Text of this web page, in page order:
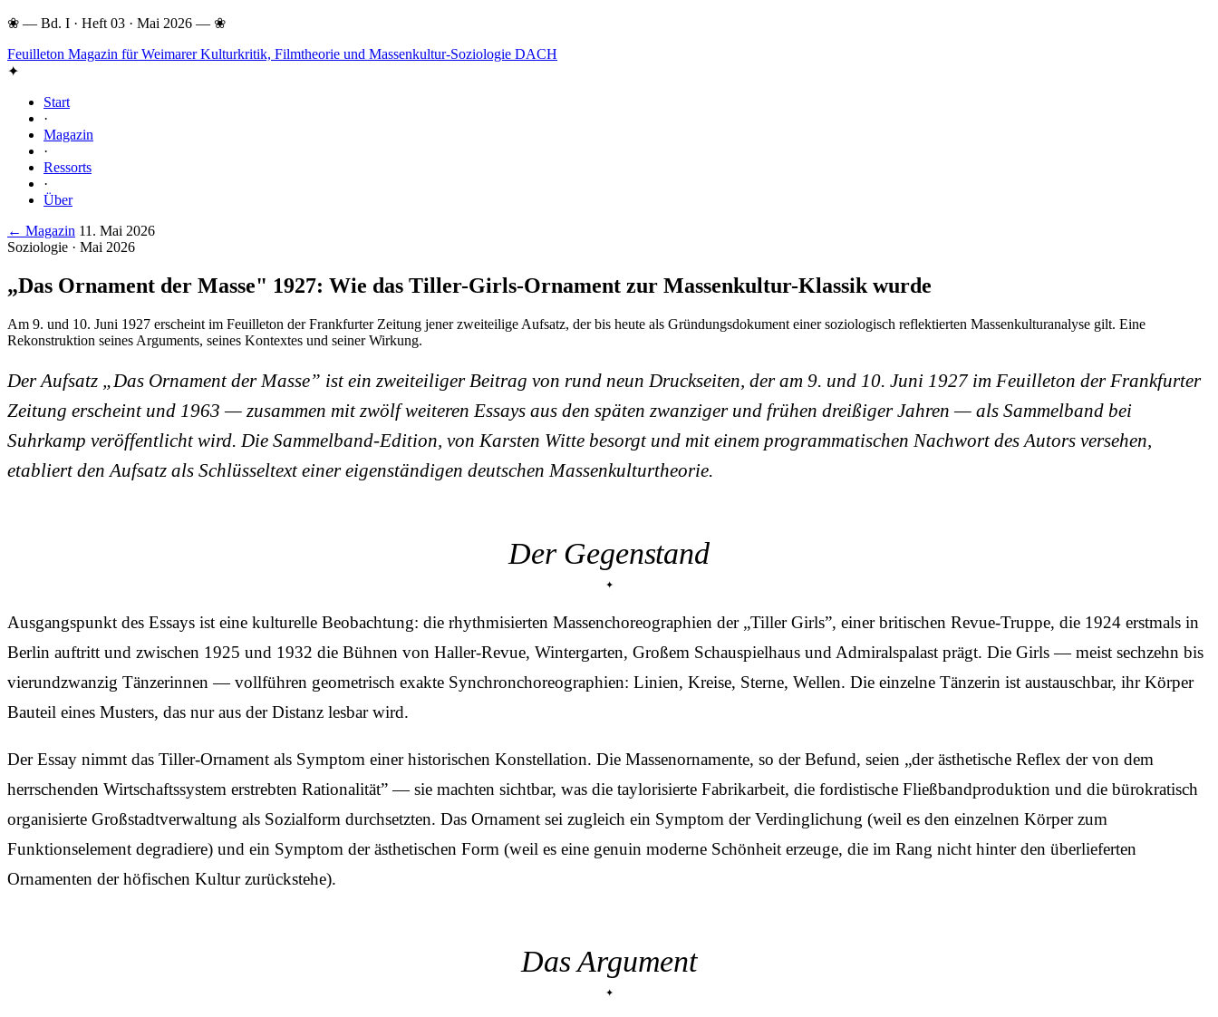
❀ — Bd. I · Heft 03 · Mai 2026 — ❀
Feuilleton Magazin für Weimarer Kulturkritik, Filmtheorie und Massenkultur-Soziologie DACH
✦
Start
·
Magazin
·
Ressorts
·
Über
← Magazin 11. Mai 2026
Soziologie · Mai 2026
„Das Ornament der Masse" 1927: Wie das Tiller-Girls-Ornament zur Massenkultur-Klassik wurde
Am 9. und 10. Juni 1927 erscheint im Feuilleton der Frankfurter Zeitung jener zweiteilige Aufsatz, der bis heute als Gründungsdokument einer soziologisch reflektierten Massenkulturanalyse gilt. Eine
Rekonstruktion seines Arguments, seines Kontextes und seiner Wirkung.
Der Aufsatz „Das Ornament der Masse” ist ein zweiteiliger Beitrag von rund neun Druckseiten, der am 9. und 10. Juni 1927 im Feuilleton der Frankfurter
Zeitung erscheint und 1963 — zusammen mit zwölf weiteren Essays aus den späten zwanziger und frühen dreißiger Jahren — als Sammelband bei
Suhrkamp veröffentlicht wird. Die Sammelband-Edition, von Karsten Witte besorgt und mit einem programmatischen Nachwort des Autors versehen,
etabliert den Aufsatz als Schlüsseltext einer eigenständigen deutschen Massenkulturtheorie.
Der Gegenstand
Ausgangspunkt des Essays ist eine kulturelle Beobachtung: die rhythmisierten Massenchoreographien der „Tiller Girls”, einer britischen Revue-Truppe, die 1924 erstmals in
Berlin auftritt und zwischen 1925 und 1932 die Bühnen von Haller-Revue, Wintergarten, Großem Schauspielhaus und Admiralspalast prägt. Die Girls — meist sechzehn bis
vierundzwanzig Tänzerinnen — vollführen geometrisch exakte Synchronchoreographien: Linien, Kreise, Sterne, Wellen. Die einzelne Tänzerin ist austauschbar, ihr Körper
Bauteil eines Musters, das nur aus der Distanz lesbar wird.
Der Essay nimmt das Tiller-Ornament als Symptom einer historischen Konstellation. Die Massenornamente, so der Befund, seien „der ästhetische Reflex der von dem
herrschenden Wirtschaftssystem erstrebten Rationalität” — sie machten sichtbar, was die taylorisierte Fabrikarbeit, die fordistische Fließbandproduktion und die bürokratisch
organisierte Großstadtverwaltung als Sozialform durchsetzten. Das Ornament sei zugleich ein Symptom der Verdinglichung (weil es den einzelnen Körper zum
Funktionselement degradiere) und ein Symptom der ästhetischen Form (weil es eine genuin moderne Schönheit erzeuge, die im Rang nicht hinter den überlieferten
Ornamenten der höfischen Kultur zurückstehe).
Das Argument